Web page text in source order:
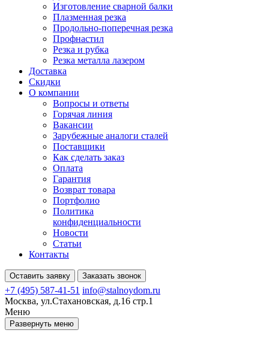
Изготовление сварной балки
Плазменная резка
Продольно-поперечная резка
Профнастил
Резка и рубка
Резка металла лазером
Доставка
Скидки
О компании
Вопросы и ответы
Горячая линия
Вакансии
Зарубежные аналоги сталей
Поставщики
Как сделать заказ
Оплата
Гарантия
Возврат товара
Портфолио
Политика
конфиденциальности
Новости
Статьи
Контакты
Оставить заявку Заказать звонок
+7 (495) 587-41-51 info@stalnoydom.ru
Москва, ул.Стахановская, д.16 стр.1
Меню
Развернуть меню